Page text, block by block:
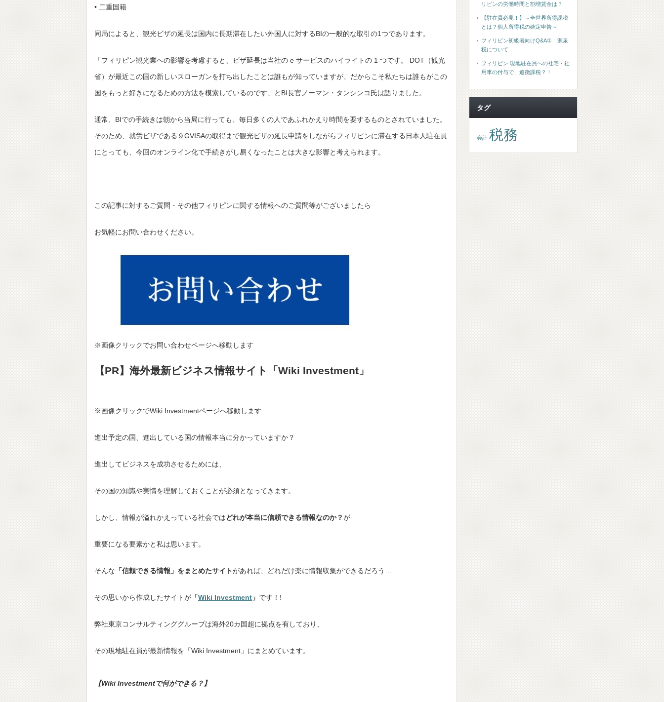
• 二重国籍
同局によると、観光ビザの延長は国内に長期滞在したい外国人に対するBIの一般的な取引の1つであります。
「フィリピン観光業への影響を考慮すると、ビザ延長は当社の e サービスのハイライトの 1 つです。 DOT（観光
省）が最近この国の新しいスローガンを打ち出したことは誰もが知っていますが、だからこそ私たちは誰もがこの
国をもっと好きになるための方法を模索しているのです」とBI長官ノーマン・タンシンコ氏は語りました。
通常、BIでの手続きは朝から当局に行っても、毎日多くの人であふれかえり時間を要するものとされていました。
そのため、就労ビザである９GVISAの取得まで観光ビザの延長申請をしながらフィリピンに滞在する日本人駐在員
にとっても、今回のオンライン化で手続きがし易くなったことは大きな影響と考えられます。
この記事に対するご質問・その他フィリピンに関する情報へのご質問等がございましたら
お気軽にお問い合わせください。
※画像クリックでお問い合わせページへ移動します
【PR】海外最新ビジネス情報サイト「Wiki Investment」
※画像クリックでWiki Investmentページへ移動します
進出予定の国、進出している国の情報本当に分かっていますか？
進出してビジネスを成功させるためには、
その国の知識や実情を理解しておくことが必須となってきます。
しかし、情報が溢れかえっている社会ではどれが本当に信頼できる情報なのか？が
重要になる要素かと私は思います。
そんな 「信頼できる情報」をまとめたサイトがあれば、どれだけ楽に情報収集ができるだろう…
その思いから作成したサイトが 「Wiki Investment 」 です！!
弊社東京コンサルティンググループは海外20カ国超に拠点を有しており、
その現地駐在員が最新情報を「Wiki Investment」にまとめています。
【Wiki Investmentで何ができる？ 】
リピンの労働時間と割増賃金は？
【駐在員必見！】～全世界所得課税
とは？個人所得税の確定申告～
フィリピン初級者向けQ&A① 源泉
税について
フィリピン 現地駐在員への社宅・社
用車の付与で、追徴課税？！
タグ
会計 税務